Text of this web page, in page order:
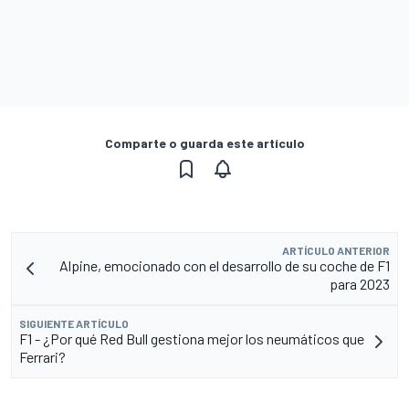
Comparte o guarda este artículo
ARTÍCULO ANTERIOR
Alpine, emocionado con el desarrollo de su coche de F1
para 2023
SIGUIENTE ARTÍCULO
F1 - ¿Por qué Red Bull gestiona mejor los neumáticos que
Ferrari?